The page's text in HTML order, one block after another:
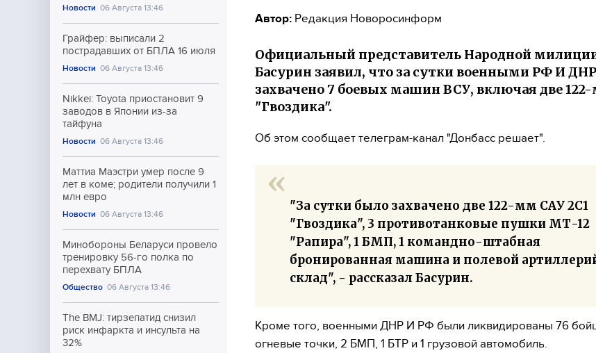
Новости 06 Августа 13:46
Грайфер: выписали 2
пострадавших от БПЛА 16 июля
Новости 06 Августа 13:46
Nikkei: Toyota приостановит 9
заводов в Японии из-за
тайфуна
Новости 06 Августа 13:46
Маттиа Маэстри умер после 9
лет в коме; родители получили 1
млн евро
Новости 06 Августа 13:46
Минобороны Беларуси провело
тренировку 56-го полка по
перехвату БПЛА
Общество 06 Августа 13:46
The BMJ: тирзепатид снизил
риск инфаркта и инсульта на
32%
Автор: Редакция Новоросинформ
Официальный представитель Народной
Басурин заявил, что за сутки военными РФ И
захвачено 7 боевых машин ВСУ, включая две
"Гвоздика".
Об этом сообщает телеграм-канал "Донбасс решает".
"За сутки было захвачено две 122-мм САУ 2С1
"Гвоздика", 3 противотанковые пушки МТ-12
"Рапира", 1 БМП, 1 командно-штабная
бронированная машина и полевой
склад", - рассказал Басурин.
Кроме того, военными ДНР И РФ были ликвидированы 76
огневые точки, 2 БМП, 1 БТР и 1 грузовой автомобиль.